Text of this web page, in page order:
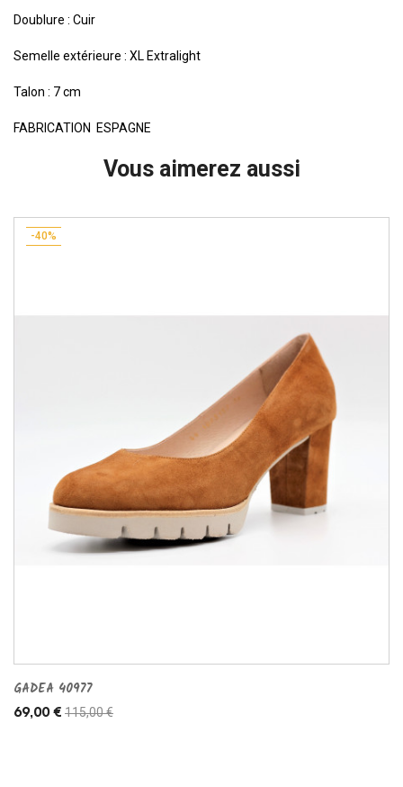
Doublure : Cuir
Semelle extérieure : XL Extralight
Talon : 7 cm
FABRICATION ESPAGNE
Vous aimerez aussi
-40%
GADEA 40977
69,00 € 115,00 €